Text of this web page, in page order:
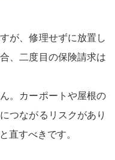
が、修理せずに放置し
、二度目の保険請求は
。カーポートや屋根の
つながるリスクがあり
直すべきです。